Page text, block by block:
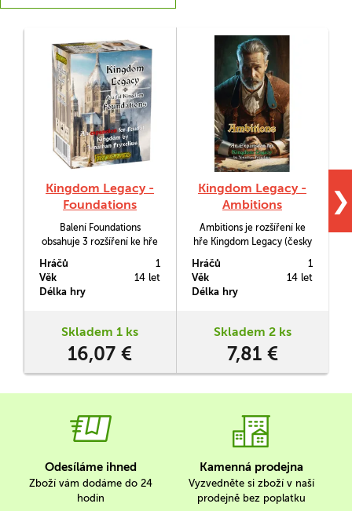
Kingdom Legacy -
Foundations
Balení Foundations
obsahuje 3 rozšíření ke hře
Kingdom (vyšlo česky jako
Králův odkaz) - The Black
Plague, Invasion a Nature's
Hráčů
1
Věk
14 let
Délka hry
Skladem 1 ks
16,07 €
Kingdom Legacy -
Ambitions
Ambitions je rozšíření ke
hře Kingdom Legacy (česky
Hráčů
1
Věk
14 let
Délka hry
Skladem 2 ks
7,81 €
❯
Odesíláme ihned
Zboží vám dodáme do 24
hodin
Kamenná prodejna
Vyzvedněte si zboží v naší
prodejně bez poplatku